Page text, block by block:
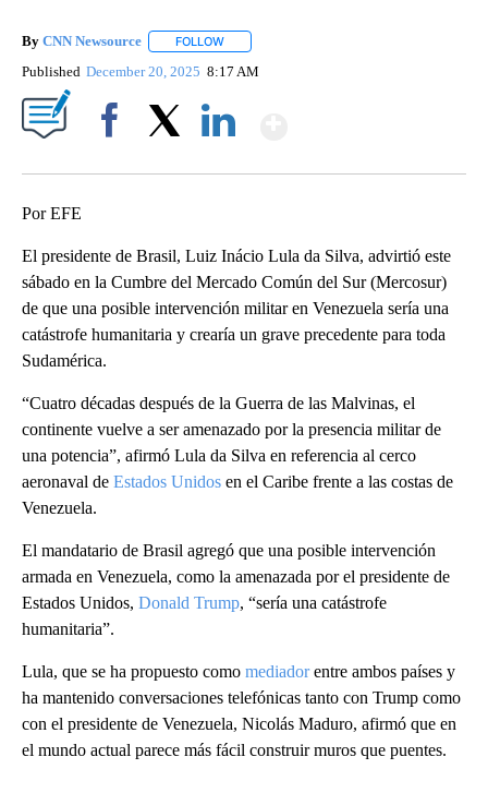
By CNN Newsource FOLLOW
Published December 20, 2025 8:17 AM
Por EFE
El presidente de Brasil, Luiz Inácio Lula da Silva, advirtió este
sábado en la Cumbre del Mercado Común del Sur (Mercosur)
de que una posible intervención militar en Venezuela sería una
catástrofe humanitaria y crearía un grave precedente para toda
Sudamérica.
“Cuatro décadas después de la Guerra de las Malvinas, el
continente vuelve a ser amenazado por la presencia militar de
una potencia”, afirmó Lula da Silva en referencia al cerco
aeronaval de Estados Unidos en el Caribe frente a las costas de
Venezuela.
El mandatario de Brasil agregó que una posible intervención
armada en Venezuela, como la amenazada por el presidente de
Estados Unidos, Donald Trump, “sería una catástrofe
humanitaria”.
Lula, que se ha propuesto como mediadorentre ambos países y
ha mantenido conversaciones telefónicas tanto con Trump como
con el presidente de Venezuela, Nicolás Maduro, afirmó que en
el mundo actual parece más fácil construir muros que puentes.